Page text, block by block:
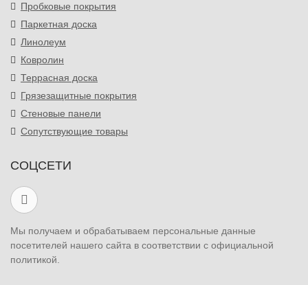
Пробковые покрытия
Паркетная доска
Линолеум
Ковролин
Террасная доска
Грязезащитные покрытия
Стеновые панели
Сопутствующие товары
СОЦСЕТИ
Мы получаем и обрабатываем персональные данные
посетителей нашего сайта в соответствии с официальной
политикой.